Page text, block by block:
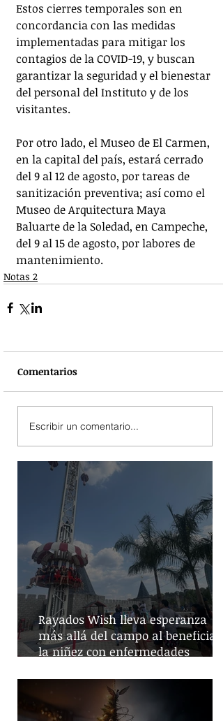
Estos cierres temporales son en
concordancia con las medidas
implementadas para mitigar los
contagios de la COVID-19, y buscan
garantizar la seguridad y el bienestar
del personal del Instituto y de los
visitantes.
Por otro lado, el Museo de El Carmen,
en la capital del país, estará cerrado
del 9 al 12 de agosto, por tareas de
sanitización preventiva; así como el
Museo de Arquitectura Maya
Baluarte de la Soledad, en Campeche,
del 9 al 15 de agosto, por labores de
mantenimiento.
Notas 2
Comentarios
Escribir un comentario...
Rayados Wish lleva esperanza
más allá del campo al beneficiar a
la niñez con enfermedades